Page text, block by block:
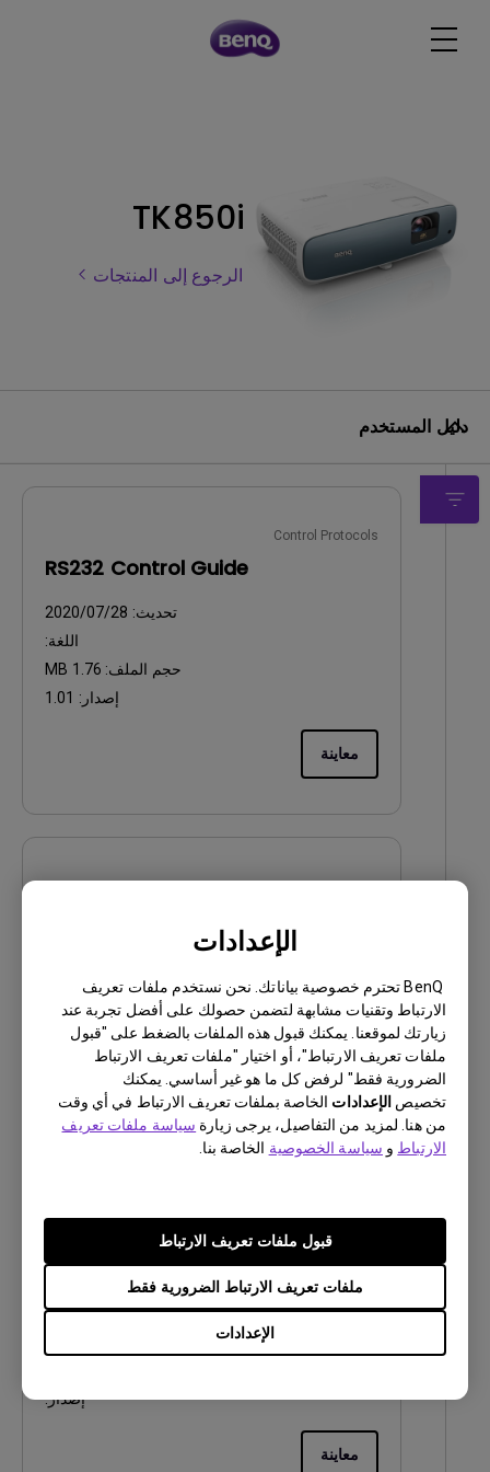
الإعدادات
BenQ تحترم خصوصية بياناتك. نحن نستخدم ملفات تعريف
الارتباط وتقنيات مشابهة لتضمن حصولك على أفضل تجربة عند
زيارتك لموقعنا. يمكنك قبول هذه الملفات بالضغط على "قبول
ملفات تعريف الارتباط"، أو اختيار "ملفات تعريف الارتباط
الضرورية فقط" لرفض كل ما هو غير أساسي. يمكنك
تخصيص الإعدادات الخاصة بملفات تعريف الارتباط في أي وقت
من هنا. لمزيد من التفاصيل، يرجى زيارة سياسة ملفات تعريف
الارتباط و سياسة الخصوصية الخاصة بنا.
الإعدادات
ملفات تعريف الارتباط الضرورية فقط
قبول ملفات تعريف الارتباط
TK850i
الرجوع إلى المنتجات
دليل المستخدم
Control Protocols
RS232 Control Guide
تحديث: 2020/07/28
اللغة:
حجم الملف: 1.76 MB
إصدار: 1.01
معاينة
حجم الملف:3.71 MB
إصدار:
معاينة
دليل المستخدم
دليل المستخدم
تحديث:2020/08/04
إصدار:
معاينة